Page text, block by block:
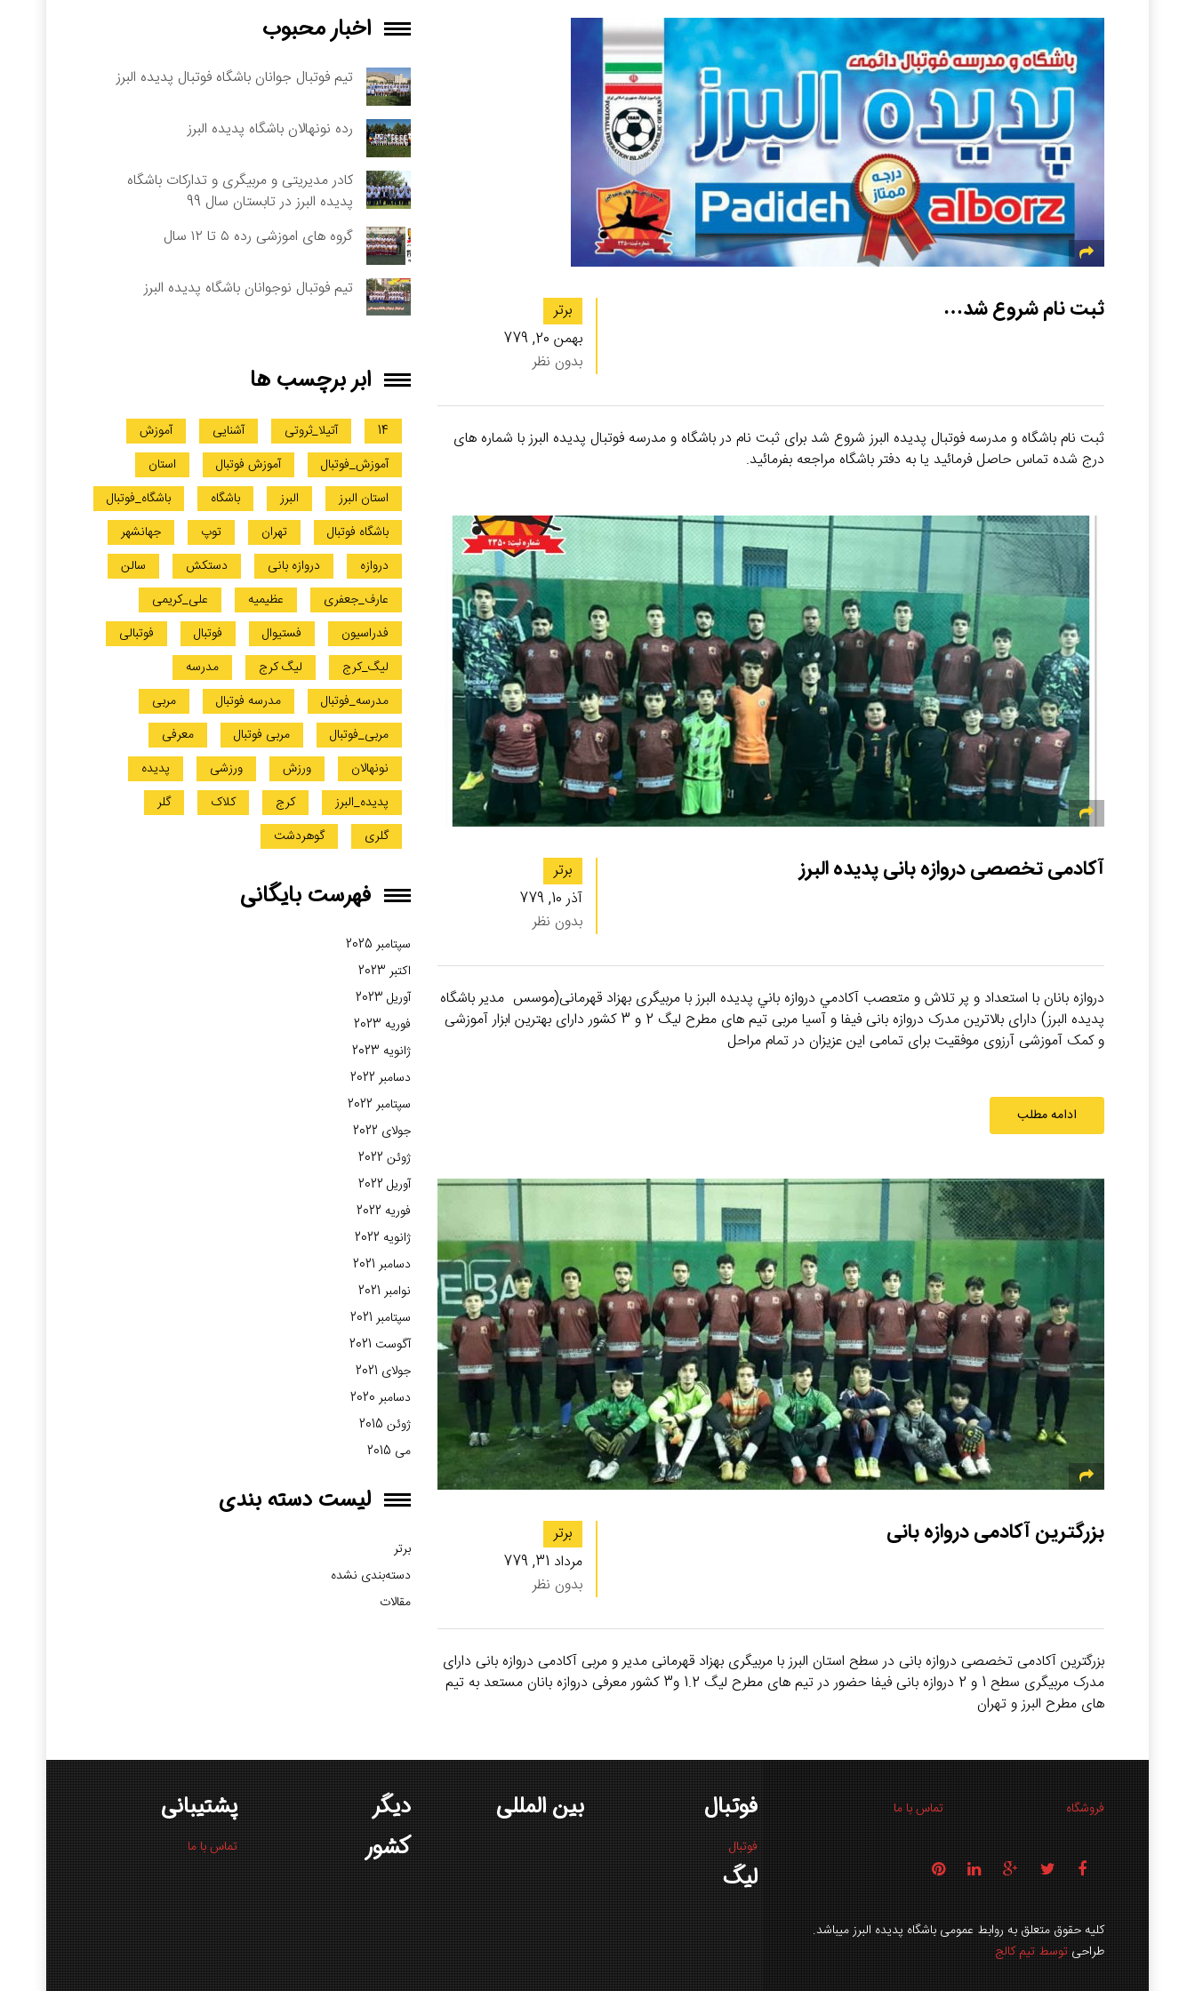
ثبت نام شروع شد…
برتر
بهمن 20, 779
بدون نظر
ثبت نام باشگاه و مدرسه فوتبال پدیده البرز شروع شد برای ثبت نام در باشگاه و مدرسه فوتبال پدیده البرز با شماره های
درج شده تماس حاصل فرمائید یا به دفتر باشگاه مراجعه بفرمائید.
آکادمی تخصصی دروازه بانی پدیده البرز
برتر
آذر 10, 779
بدون نظر
دروازه بانان با استعداد و پر تلاش و متعصب آكادمي دروازه باني پدیده البرز با مربیگری بهزاد قهرمانی(موسس مدیر باشگاه
پدیده البرز) دارای بالاترین مدرک دروازه بانی فیفا و آسیا مربی تیم های مطرح لیگ 2 و 3 کشور دارای بهترین ابزار آموزشی
و کمک آموزشی آرزوی موفقیت برای تمامی این عزیزان در تمام مراحل
ادامه مطلب
بزرگترین آکادمی دروازه بانی
برتر
مرداد 31, 779
بدون نظر
بزرگترین آکادمی تخصصی دروازه بانی در سطح استان البرز با مربیگری بهزاد قهرمانی مدیر و مربی آکادمی دروازه بانی دارای
مدرک مربیگری سطح 1 و 2 دروازه بانی فیفا حضور در تیم های مطرح لیگ 1.2 و3 کشور معرفی دروازه بانان مستعد به تیم
های مطرح البرز و تهران
اخبار محبوب
تیم فوتبال جوانان باشگاه فوتبال پدیده البرز
رده نونهالان باشگاه پدیده البرز
کادر مدیریتی و مربیگری و تدارکات باشگاه
پدیده البرز در تابستان سال 99
گروه های اموزشی رده ۵ تا ۱۲ سال
تیم فوتبال نوجوانان باشگاه پدیده البرز
ابر برچسب ها
14 آتیلا_ثروتی آشنایی
آموزش
آموزش_فوتبال
آموزش فوتبال
استان
استان البرز
البرز باشگاه
باشگاه_فوتبال
باشگاه فوتبال
تهران توپ
جهانشهر
دروازه
دروازه بانی دستکش
سالن
عارف_جعفری
عظیمیه
علی_کریمی
فدراسیون
فستیوال فوتبال
فوتبالی
لیگ_کرج
لیگ کرج
مدرسه
مدرسه_فوتبال
مدرسه فوتبال
مربی
مربی_فوتبال
مربی فوتبال
معرفی
نونهالان
ورزش ورزشی
پدیده
پدیده_البرز
کرج کلاک
گلر
گلری
گوهردشت
فهرست بایگانی
سپتامبر 2025
اکتبر 2023
آوریل 2023
فوریه 2023
ژانویه 2023
دسامبر 2022
سپتامبر 2022
جولای 2022
ژوئن 2022
آوریل 2022
فوریه 2022
ژانویه 2022
دسامبر 2021
نوامبر 2021
سپتامبر 2021
آگوست 2021
جولای 2021
دسامبر 2020
ژوئن 2015
می 2015
لیست دسته بندی
برتر
دسته‌بندی نشده
مقالات
فروشگاه تماس با ما
کلیه حقوق متعلق به روابط عمومی باشگاه پدیده البرز میباشد.
طراحی توسط تیم کالج
فوتبال
فوتبال
لیگ
بین المللی
دیگر
کشور
پشتیبانی
تماس با ما